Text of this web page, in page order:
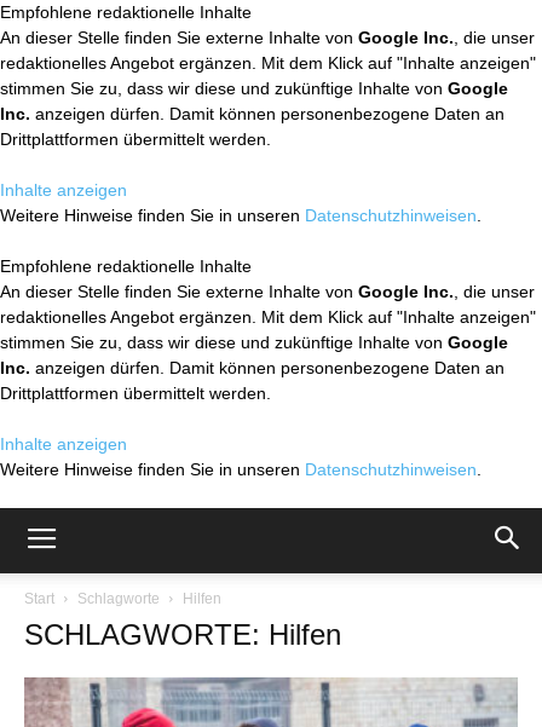
Empfohlene redaktionelle Inhalte
An dieser Stelle finden Sie externe Inhalte von Google Inc. , die unser
redaktionelles Angebot ergänzen. Mit dem Klick auf "Inhalte anzeigen"
stimmen Sie zu, dass wir diese und zukünftige Inhalte von Google
Inc. anzeigen dürfen. Damit können personenbezogene Daten an
Drittplattformen übermittelt werden.
Inhalte anzeigen
Weitere Hinweise finden Sie in unseren Datenschutzhinweisen
Empfohlene redaktionelle Inhalte
An dieser Stelle finden Sie externe Inhalte von Google Inc. , die unser
redaktionelles Angebot ergänzen. Mit dem Klick auf "Inhalte anzeigen"
stimmen Sie zu, dass wir diese und zukünftige Inhalte von Google
Inc. anzeigen dürfen. Damit können personenbezogene Daten an
Drittplattformen übermittelt werden.
Inhalte anzeigen
Weitere Hinweise finden Sie in unseren Datenschutzhinweisen
Start Schlagworte Hilfen
SCHLAGWORTE: Hilfen